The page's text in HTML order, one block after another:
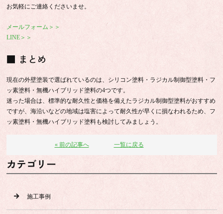
お気軽にご連絡くださいませ。
メールフォーム＞＞
LINE＞＞
■ まとめ
現在の外壁塗装で選ばれているのは、シリコン塗料・ラジカル制御型塗料・フ
ッ素塗料・無機ハイブリッド塗料の4つです。
迷った場合は、標準的な耐久性と価格を備えたラジカル制御型塗料がおすすめ
ですが、海沿いなどの地域は塩害によって耐久性が早くに損なわれるため、フ
ッ素塗料・無機ハイブリッド塗料も検討してみましょう。
« 前の記事へ 一覧に戻る
カテゴリー
施工事例